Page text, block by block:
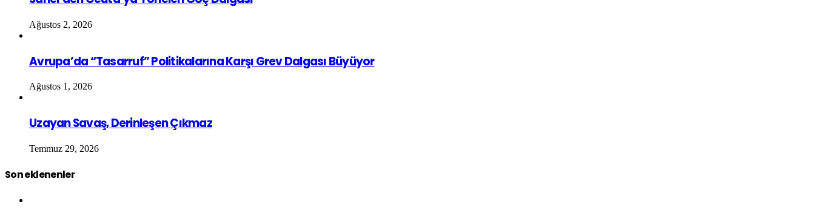
Ağustos 2, 2026
Avrupa’da “Tasarruf” Politikalarına Karşı Grev Dalgası Büyüyor
Ağustos 1, 2026
Uzayan Savaş, Derinleşen Çıkmaz
Temmuz 29, 2026
Son eklenenler